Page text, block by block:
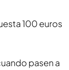
100 euros
pasen a